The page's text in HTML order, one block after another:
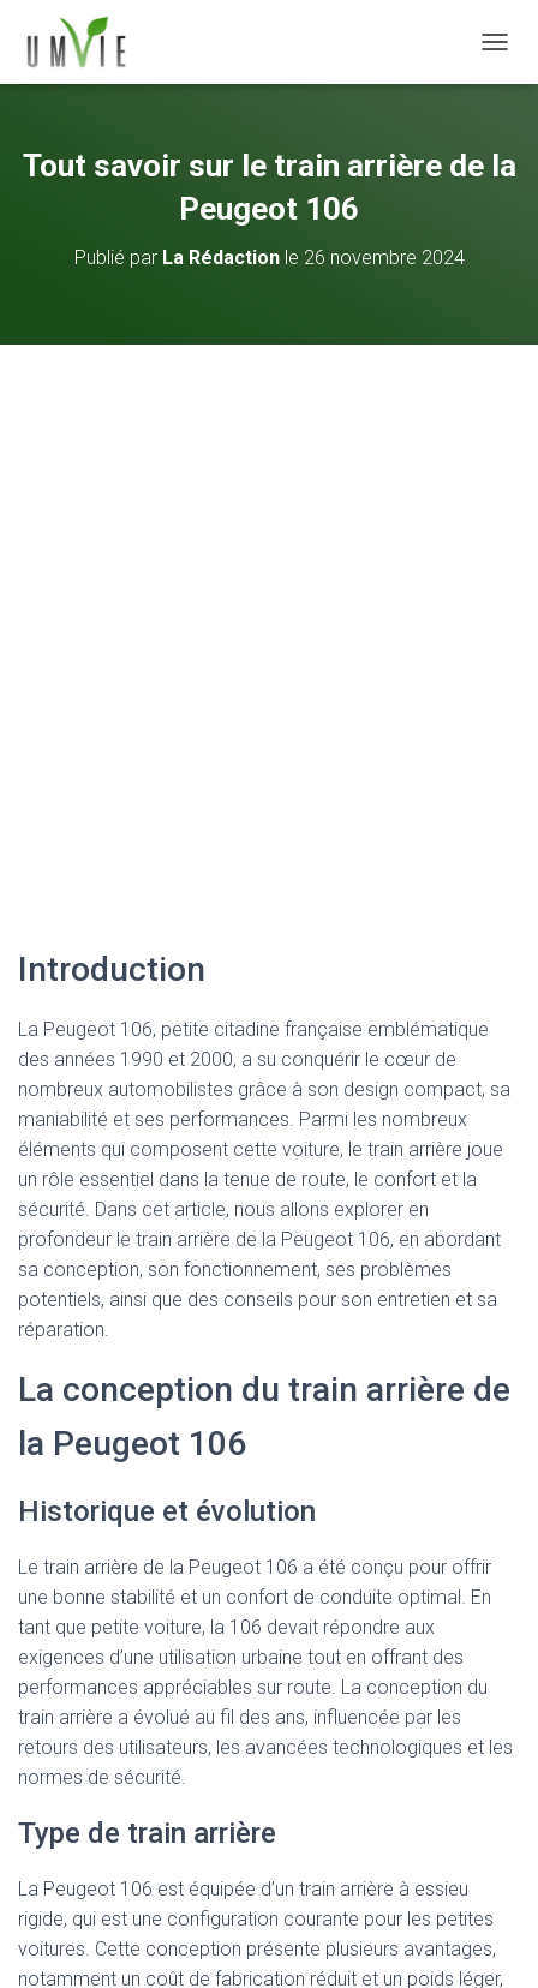
Tout savoir sur le train arrière de la
Peugeot 106
Publié par La Rédactionle 26 novembre 2024
Introduction
La Peugeot 106, petite citadine française emblématique
des années 1990 et 2000, a su conquérir le cœur de
nombreux automobilistes grâce à son design compact, sa
maniabilité et ses performances. Parmi les nombreux
éléments qui composent cette voiture, le train arrière joue
un rôle essentiel dans la tenue de route, le confort et la
sécurité. Dans cet article, nous allons explorer en
profondeur le train arrière de la Peugeot 106, en abordant
sa conception, son fonctionnement, ses problèmes
potentiels, ainsi que des conseils pour son entretien et sa
réparation.
La conception du train arrière de
la Peugeot 106
Historique et évolution
Le train arrière de la Peugeot 106 a été conçu pour offrir
une bonne stabilité et un confort de conduite optimal. En
tant que petite voiture, la 106 devait répondre aux
exigences d’une utilisation urbaine tout en offrant des
performances appréciables sur route. La conception du
train arrière a évolué au fil des ans, influencée par les
retours des utilisateurs, les avancées technologiques et les
normes de sécurité.
Type de train arrière
La Peugeot 106 est équipée d’un train arrière à essieu
rigide, qui est une configuration courante pour les petites
voitures. Cette conception présente plusieurs avantages,
notamment un coût de fabrication réduit et un poids léger,